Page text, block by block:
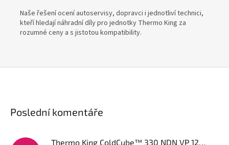
Naše řešení ocení autoservisy, dopravci i jednotliví technici,
kteří hledají náhradní díly pro jednotky Thermo King za
rozumné ceny a s jistotou kompatibility.
Poslední komentáře
Thermo King ColdCube™ 330 NDN VP 12/24V, 6100243